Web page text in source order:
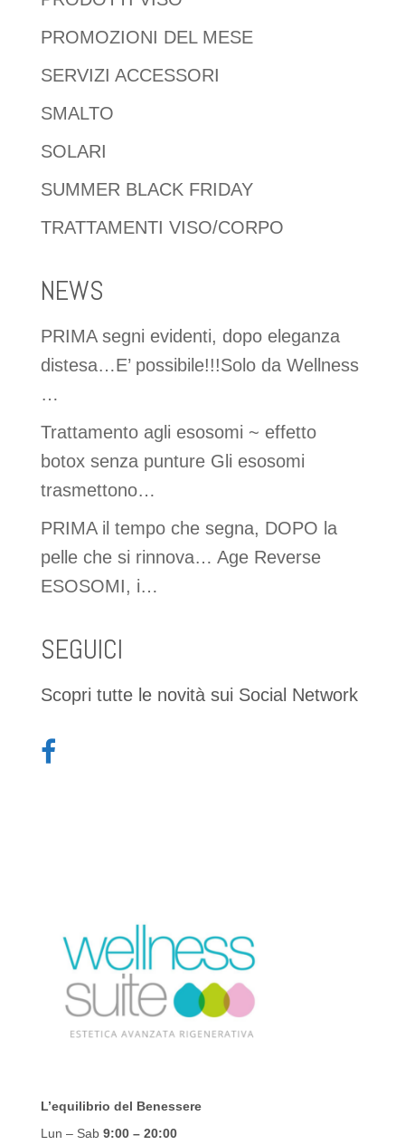
PROMOZIONI DEL MESE
SERVIZI ACCESSORI
SMALTO
SOLARI
SUMMER BLACK FRIDAY
TRATTAMENTI VISO/CORPO
NEWS
PRIMA segni evidenti, dopo eleganza
distesa…E’ possibile!!!Solo da Wellness
…
Trattamento agli esosomi ~ effetto
botox senza punture Gli esosomi
trasmettono…
PRIMA il tempo che segna, DOPO la
pelle che si rinnova… Age Reverse
ESOSOMI, i…
SEGUICI
Scopri tutte le novità sui Social Network
L’equilibrio del Benessere
Lun – Sab 9:00– 20:00